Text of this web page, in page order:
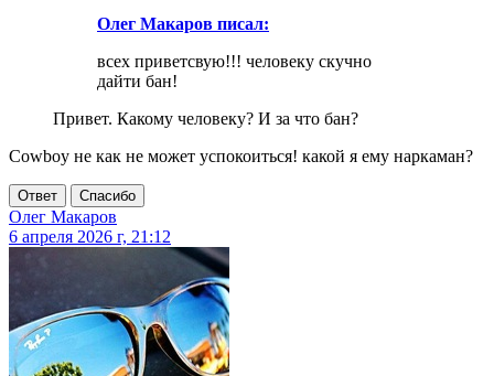
Олег Макаров писал:
всех приветсвую!!! человеку скучно
дайти бан!
Привет. Какому человеку? И за что бан?
Cowboy не как не может успокоиться! какой я ему наркаман?
Ответ Спасибо
Олег Макаров
6 апреля 2026 г, 21:12